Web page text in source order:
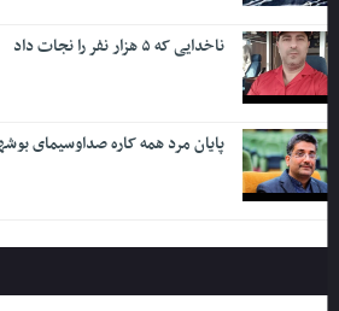
ناخدایی که ۵ هزار نفر را نجات داد
پایان مرد همه کاره صداوسیمای بوشهر